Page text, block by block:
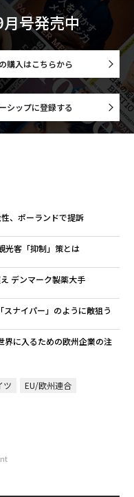
号発売中
購入はこちらから
シップに登録する
、ポーランドで提訴
光客「抑制」策とは
デンマーク製薬大手
ナイパー」のように敵狙う
界に入るための欧州企業の注
ツ
EU/欧州連合